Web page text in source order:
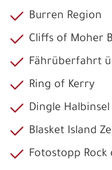
Burren Region
Cliffs of Moher
Fährüberfahrt
Ring of Kerry
Dingle Halbinsel
Blasket Island
Fotostopp Rock